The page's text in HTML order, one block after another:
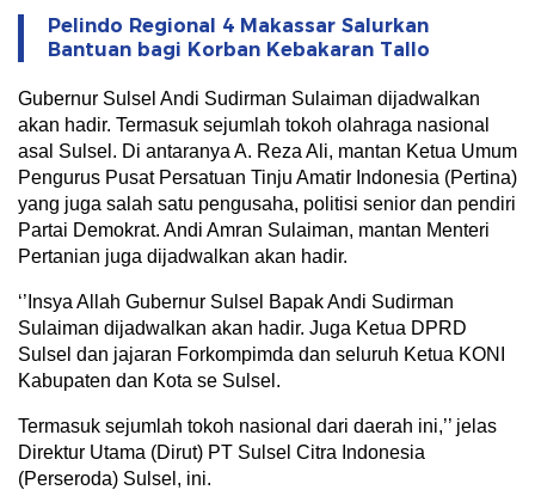
Pelindo Regional 4 Makassar Salurkan
Bantuan bagi Korban Kebakaran Tallo
Gubernur Sulsel Andi Sudirman Sulaiman dijadwalkan
akan hadir. Termasuk sejumlah tokoh olahraga nasional
asal Sulsel. Di antaranya A. Reza Ali, mantan Ketua Umum
Pengurus Pusat Persatuan Tinju Amatir Indonesia (Pertina)
yang juga salah satu pengusaha, politisi senior dan pendiri
Partai Demokrat. Andi Amran Sulaiman, mantan Menteri
Pertanian juga dijadwalkan akan hadir.
‘’Insya Allah Gubernur Sulsel Bapak Andi Sudirman
Sulaiman dijadwalkan akan hadir. Juga Ketua DPRD
Sulsel dan jajaran Forkompimda dan seluruh Ketua KONI
Kabupaten dan Kota se Sulsel.
Termasuk sejumlah tokoh nasional dari daerah ini,’’ jelas
Direktur Utama (Dirut) PT Sulsel Citra Indonesia
(Perseroda) Sulsel, ini.